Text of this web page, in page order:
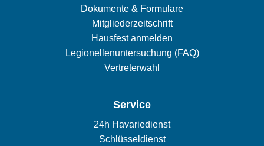
Dokumente & Formulare
Mitgliederzeitschrift
Hausfest anmelden
Legionellenuntersuchung (FAQ)
Vertreterwahl
Service
24h Havariedienst
Schlüsseldienst